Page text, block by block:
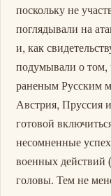
поскольку не
поглядывали на
и, как
подумывали о том,
раненым Русским
Австрия, Пруссия
готовой
несомненные
военных действий
головы. Тем не